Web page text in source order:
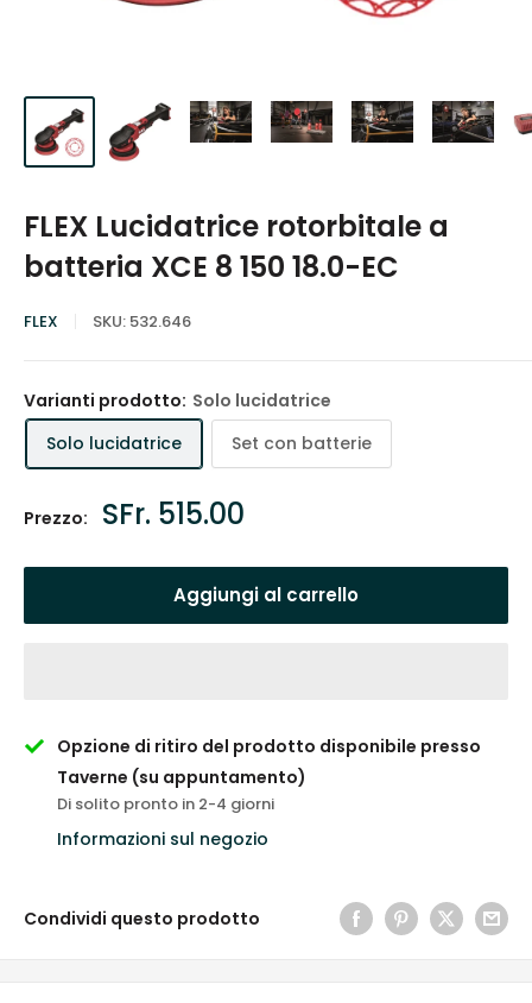
FLEX Lucidatrice rotorbitale a
batteria XCE 8 150 18.0-EC
FLEX SKU: 532.646
Varianti prodotto: Solo lucidatrice
Solo lucidatrice
Set con batterie
Prezzo: Prezzo
SFr. 515.00
Aggiungi al carrello
Opzione di ritiro del prodotto disponibile presso
Taverne (su appuntamento)
Di solito pronto in 2-4 giorni
Informazioni sul negozio
Condividi questo prodotto